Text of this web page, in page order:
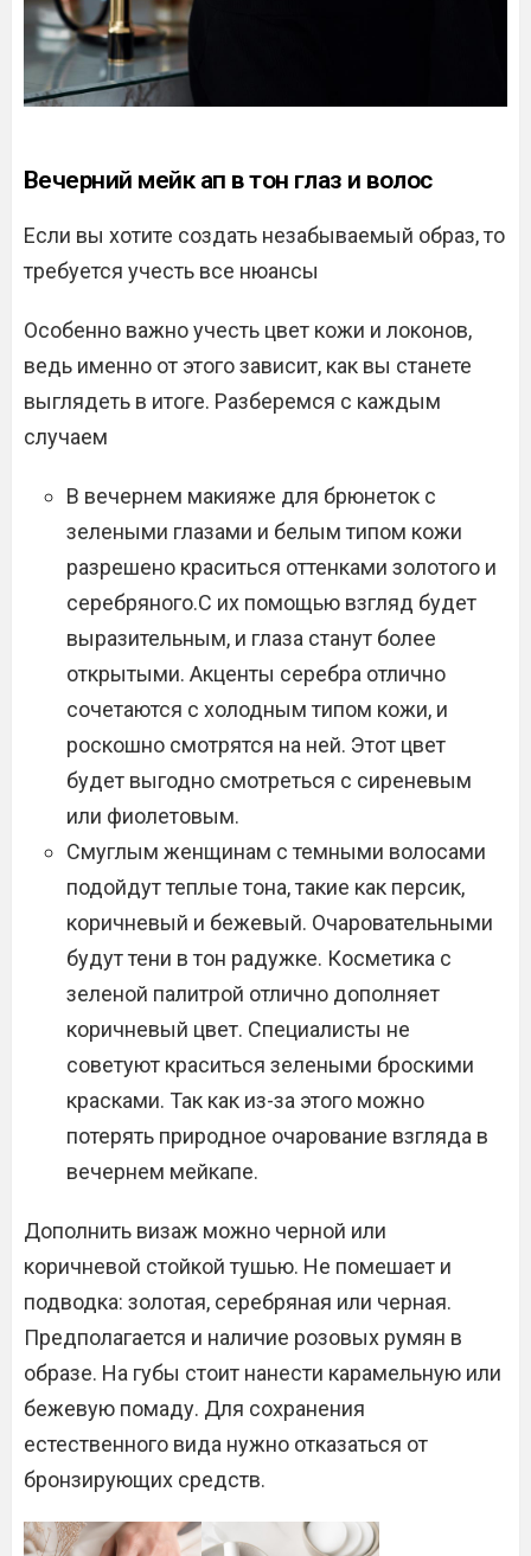
Вечерний мейк ап в тон глаз и волос
Если вы хотите создать незабываемый образ, то
требуется учесть все нюансы
Особенно важно учесть цвет кожи и локонов,
ведь именно от этого зависит, как вы станете
выглядеть в итоге. Разберемся с каждым
случаем
В вечернем макияже для брюнеток с
зелеными глазами и белым типом кожи
разрешено краситься оттенками золотого и
серебряного.С их помощью взгляд будет
выразительным, и глаза станут более
открытыми. Акценты серебра отлично
сочетаются с холодным типом кожи, и
роскошно смотрятся на ней. Этот цвет
будет выгодно смотреться с сиреневым
или фиолетовым.
Смуглым женщинам с темными волосами
подойдут теплые тона, такие как персик,
коричневый и бежевый. Очаровательными
будут тени в тон радужке. Косметика с
зеленой палитрой отлично дополняет
коричневый цвет. Специалисты не
советуют краситься зелеными броскими
красками. Так как из-за этого можно
потерять природное очарование взгляда в
вечернем мейкапе.
Дополнить визаж можно черной или
коричневой стойкой тушью. Не помешает и
подводка: золотая, серебряная или черная.
Предполагается и наличие розовых румян в
образе. На губы стоит нанести карамельную или
бежевую помаду. Для сохранения
естественного вида нужно отказаться от
бронзирующих средств.